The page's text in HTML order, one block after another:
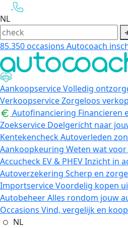
NL
85.350occasions Autocoach
AankoopserviceVolledig
VerkoopserviceZorgeloos
Autofinanciering Financieren
Zoekservice Doelgericht naar
KentekencheckAutoverleden
Aankoopkeuring Weten wat
Accucheck EV & PHEVInzicht in
Autoverzekering Scherp en
ImportserviceVoordelig kopen
AutobeheerAlles rondom jouw
Occasions Vind, vergelijk en
NL